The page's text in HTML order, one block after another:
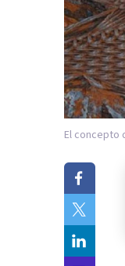
El concepto